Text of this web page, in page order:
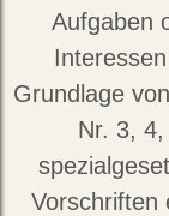
Aufgaben
Grundlage
Nr. 3,
Vorschriften